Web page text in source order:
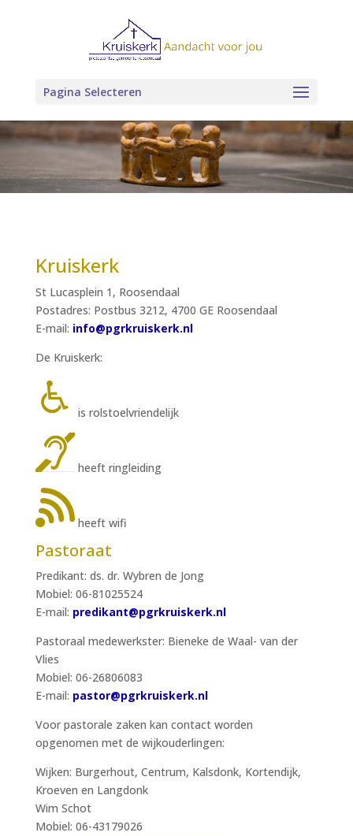
Pagina Selecteren
Kruiskerk
St Lucasplein 1, Roosendaal
Postadres: Postbus 3212, 4700 GE Roosendaal
E-mail: info@pgrkruiskerk.nl
De Kruiskerk:
is rolstoelvriendelijk
heeft ringleiding
heeft wifi
Pastoraat
Predikant: ds. dr. Wybren de Jong
Mobiel: 06-81025524
E-mail: predikant@pgrkruiskerk.nl
Pastoraal medewerkster: Bieneke de Waal- van der
Vlies
Mobiel: 06-26806083
E-mail: pastor@pgrkruiskerk.nl
Voor pastorale zaken kan contact worden
opgenomen met de wijkouderlingen:
Wijken: Burgerhout, Centrum, Kalsdonk, Kortendijk,
Kroeven en Langdonk
Wim Schot
Mobiel: 06-43179026